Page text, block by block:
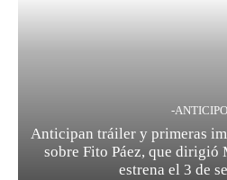
-ANTICIPO
Anticipan tráiler y primeras
sobre Fito Páez, que dirigió
estrena el 3 de